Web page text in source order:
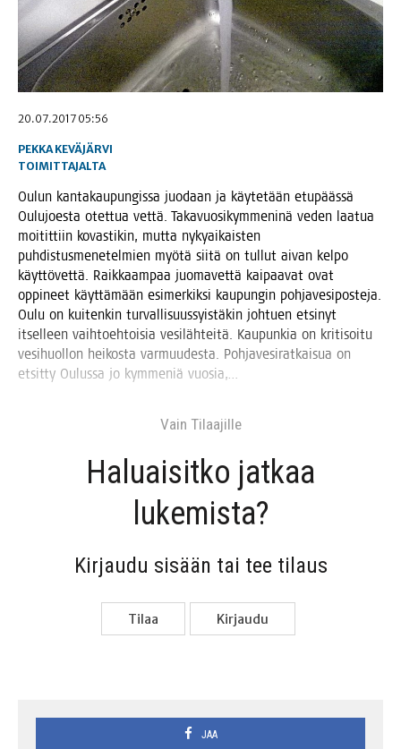
20.07.2017 05:56
PEKKA KEVÄJÄRVI
TOIMITTAJALTA
Oulun kan­ta­kau­pun­gis­sa juo­daan ja käy­te­tään etu­pääs­sä
Oulu­joes­ta otet­tua vet­tä. Taka­vuo­si­kym­me­ni­nä veden laa­tua
moi­tit­tiin kovas­ti­kin, mut­ta nyky­ai­kais­ten
puh­dis­tus­me­ne­tel­mien myö­tä sii­tä on tul­lut aivan kel­po
käyt­tö­vet­tä. Raik­kaam­paa juo­ma­vet­tä kai­paa­vat ovat
oppi­neet käyt­tä­mään esi­mer­kik­si kau­pun­gin poh­ja­ve­si­pos­te­ja.
Oulu on kui­ten­kin tur­val­li­suus­syis­tä­kin joh­tuen etsi­nyt
itsel­leen vaih­toeh­toi­sia vesi­läh­tei­tä. Kau­pun­kia on kri­ti­soi­tu
vesi­huol­lon hei­kos­ta var­muu­des­ta. Poh­ja­ve­si­rat­kai­sua on
etsit­ty Oulus­sa jo kym­me­niä vuosia,…
Vain Tilaa­jil­le
Haluai­sit­ko jat­kaa
lukemista?
Kir­jau­du sisään tai tee tilaus
Tilaa Kir­jau­du
JAA